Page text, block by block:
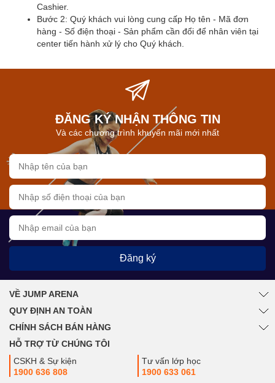
Cashier.
Bước 2: Quý khách vui lòng cung cấp Họ tên - Mã đơn
hàng - Số điện thoại - Sản phẩm cần đổi để nhân viên tại
center tiến hành xử lý cho Quý khách.
ĐĂNG KÝ NHẬN THÔNG TIN
Và các chương trình khuyến mãi mới nhất
Đăng ký
VỀ JUMP ARENA
QUY ĐỊNH AN TOÀN
CHÍNH SÁCH BÁN HÀNG
HỖ TRỢ TỪ CHÚNG TÔI
CSKH & Sự kiện
1900 636 808
Tư vấn lớp học
1900 633 061